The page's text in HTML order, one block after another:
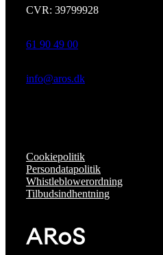
CVR: 39799928
61 90 49 00
info@aros.dk
Cookiepolitik
Persondatapolitik
Whistleblowerordning
Tilbudsindhentning